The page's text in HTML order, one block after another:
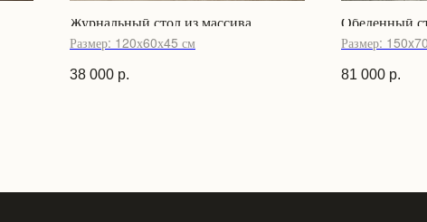
Журнальный стол из массива
Размер: 120х60х45 см
38 000 р.
Обеденный
Размер:
81 000 р.